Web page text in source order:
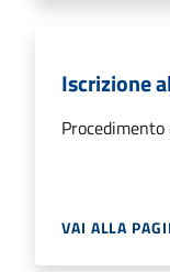
Iscrizione
VAI ALLA